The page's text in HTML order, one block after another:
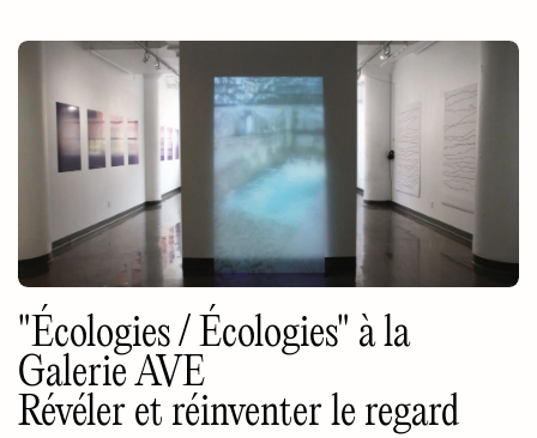
"Écologies / Écologies" à la
Galerie AVE
Révéler et réinventer le regard